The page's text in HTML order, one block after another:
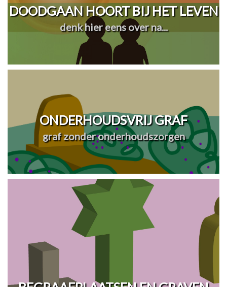
DOODGAAN HOORT BIJ HET LEVEN
denk hier eens over na...
ONDERHOUDSVRIJ GRAF
graf zonder onderhoudszorgen